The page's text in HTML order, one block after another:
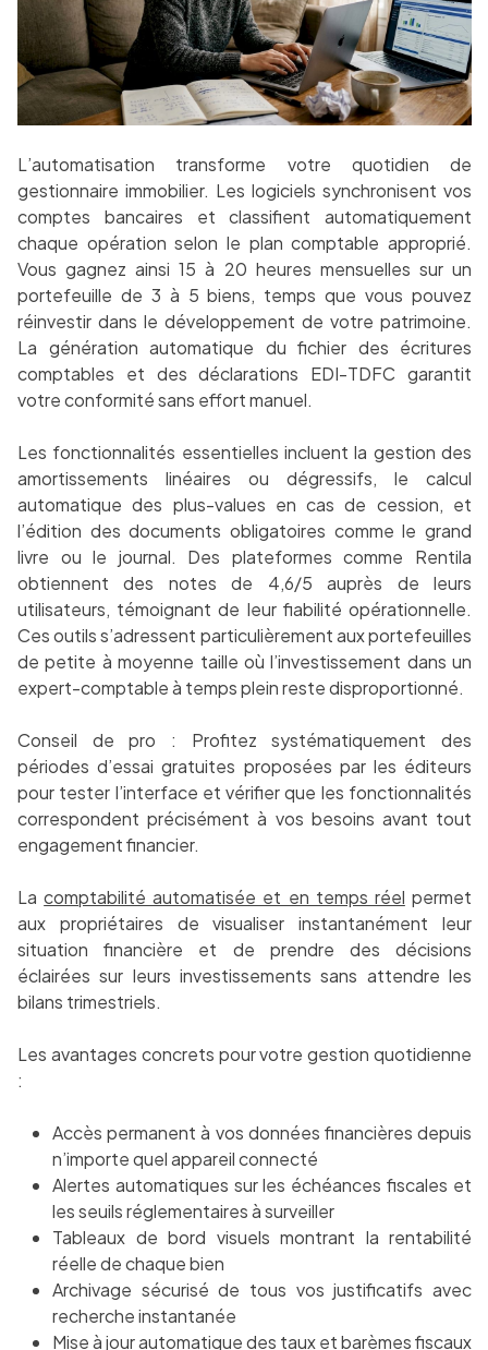
L’automatisation transforme votre quotidien de
gestionnaire immobilier. Les logiciels synchronisent vos
comptes bancaires et classifient automatiquement
chaque opération selon le plan comptable approprié.
Vous gagnez ainsi 15 à 20 heures mensuelles sur un
portefeuille de 3 à 5 biens, temps que vous pouvez
réinvestir dans le développement de votre patrimoine.
La génération automatique du fichier des écritures
comptables et des déclarations EDI-TDFC garantit
votre conformité sans effort manuel.
Les fonctionnalités essentielles incluent la gestion des
amortissements linéaires ou dégressifs, le calcul
automatique des plus-values en cas de cession, et
l’édition des documents obligatoires comme le grand
livre ou le journal. Des plateformes comme Rentila
obtiennent des notes de 4,6/5 auprès de leurs
utilisateurs, témoignant de leur fiabilité opérationnelle.
Ces outils s’adressent particulièrement aux portefeuilles
de petite à moyenne taille où l’investissement dans un
expert-comptable à temps plein reste disproportionné.
Conseil de pro : Profitez systématiquement des
périodes d’essai gratuites proposées par les éditeurs
pour tester l’interface et vérifier que les fonctionnalités
correspondent précisément à vos besoins avant tout
engagement financier.
Lacomptabilité automatisée et en temps réel permet
aux propriétaires de visualiser instantanément leur
situation financière et de prendre des décisions
éclairées sur leurs investissements sans attendre les
bilans trimestriels.
Les avantages concrets pour votre gestion quotidienne
:
Accès permanent à vos données financières depuis
n’importe quel appareil connecté
Alertes automatiques sur les échéances fiscales et
les seuils réglementaires à surveiller
Tableaux de bord visuels montrant la rentabilité
réelle de chaque bien
Archivage sécurisé de tous vos justificatifs avec
recherche instantanée
Mise à jour automatique des taux et barèmes fiscaux